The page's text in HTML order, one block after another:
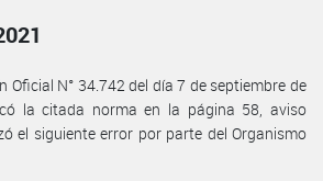
Oficial N° 34.742 del día 7 de septiembre de
la citada norma en la página 58, aviso
el siguiente error por parte del Organismo